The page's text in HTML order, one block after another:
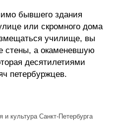
бывшего здания
или скромного дома
училище, вы
стены, а окаменевшую
десятилетиями
петербуржцев.
и культура Санкт-Петербурга